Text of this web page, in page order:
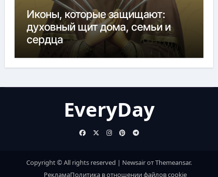
Иконы, которые защищают:
духовный щит дома, семьи и
сердца
EveryDay
Copyright © All rights reserved | NewsairотThemeansar.
РекламаПолитика в отношении файлов cookie